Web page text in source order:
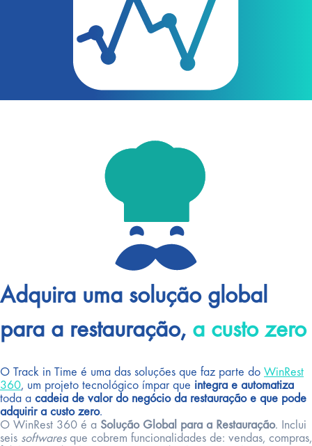
Adquira uma solução global
para a restauração, a custo zero
O Track in Time é uma das soluções que faz parte do WinRest
360, um projeto tecnológico ímpar que integra e automatiza
toda a cadeia de valor do negócio da restauração e que pode
adquirir a custo zero.
O WinRest 360 é a Solução Global para a Restauração. Inclui
seis softwaresque cobrem funcionalidades de: vendas, compras,